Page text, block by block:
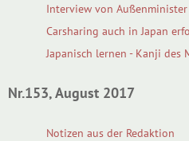
Interview von
Carsharing auch in Japan
Japanisch lernen - Kanji des
Nr.153, August 2017
Notizen aus der Redaktion